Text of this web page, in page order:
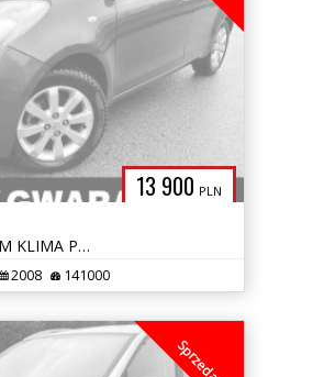
13 900 PLN
1.3 VVT-i Executive 87KM KLIMA PDC ALU BEZWYPADKOWA OPŁACONA GWARANCJA
2008 141000